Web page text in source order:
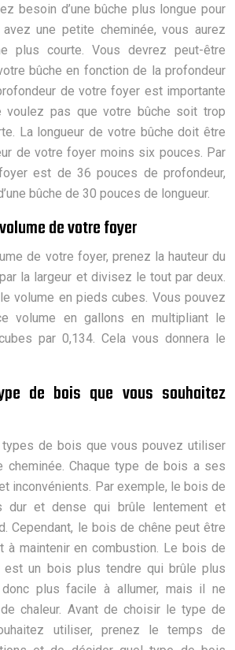
besoin d’une bûche plus longue pour
une petite cheminée, vous aurez
plus courte. Vous devrez peut-être
bûche en fonction de la profondeur
de votre foyer est importante
voulez pas que votre bûche soit trop
La longueur de votre bûche doit être
de votre foyer moins six pouces. Par
est de 36 pouces de profondeur,
bûche de 30 pouces de longueur.
de votre foyer
de votre foyer, prenez la hauteur du
la largeur et divisez le tout par deux.
volume en pieds cubes. Vous pouvez
volume en gallons en multipliant le
par 0,134. Cela vous donnera le
de bois que vous souhaitez
de bois que vous pouvez utiliser
cheminée. Chaque type de bois a ses
inconvénients. Par exemple, le bois de
dur et dense qui brûle lentement et
Cependant, le bois de chêne peut être
à maintenir en combustion. Le bois de
est un bois plus tendre qui brûle plus
plus facile à allumer, mais il ne
chaleur. Avant de choisir le type de
utiliser, prenez le temps de